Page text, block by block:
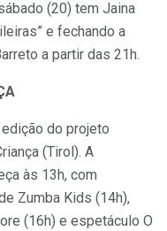
(20) tem Jaina
e fechando a
a partir das 21h.
do projeto
(Tirol). A
às 13h, com
Zumba Kids (14h),
(16h) e espetáculo O